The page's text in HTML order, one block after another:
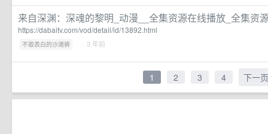
来自深渊：深魂的黎明_动漫__全集资源在线播放_全集资
https://dabaitv.com/vod/detail/id/13892.html
不敢表白的沙滩裤 · · 3 年前
1 2 3 4 下一页